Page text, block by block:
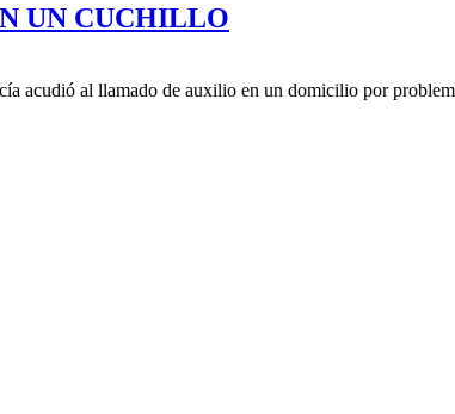
UN CUCHILLO
acudió al llamado de auxilio en un domicilio por